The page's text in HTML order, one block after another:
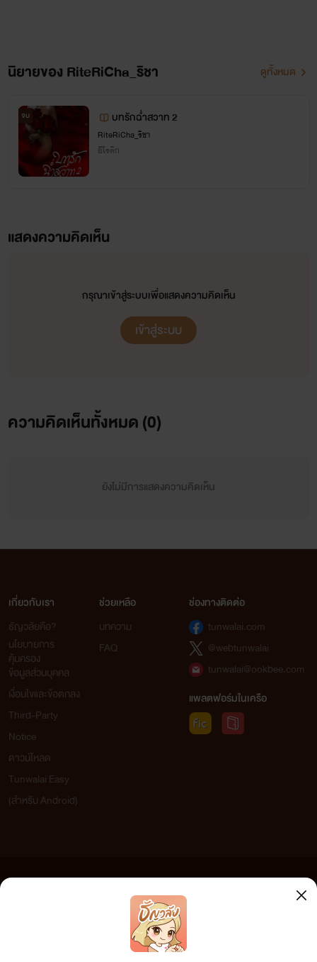
นิยายของ RiteRiCha_ริชา ดูทั้งหมด
จบ บทรักฉ่ำสวาท 2
RiteRiCha_ริชา
อีโรติก
แสดงความคิดเห็น
กรุณาเข้าสู่ระบบเพื่อแสดงความคิดเห็น
เข้าสู่ระบบ
ความคิดเห็นทั้งหมด (0)
ยังไม่มีการแสดงความคิดเห็น
เกี่ยวกับเรา
ธัญวลัยคือ?
นโยบายการ
คุ้มครอง
ข้อมูลส่วนบุคคล
เงื่อนไขและข้อตกลง
Third-Party
Notice
ดาวน์โหลด
Tunwalai Easy
(สำหรับ Android)
ช่วยเหลือ
บทความ
FAQ
ช่องทางติดต่อ
tunwalai.com
@webtunwalai
tunwalai@ookbee.com
แพลตฟอร์มในเครือ
เว็บไซต์แห่งนี้ไม่ได้เห็นด้วยและไม่ขอรับผิดชอบต่อข้อความใดๆ ทั้งสิ้น ดังนั้นผู้อ่านทุกท่านโปรดใช้
วิจารณญาณในการกลั่นกรองด้วยตนเอง และหากท่านพบข้อความใดๆ ที่ขัดต่อกฎหมายและศีลธรรม
กรุณาแจ้งมาที่ tunwalai@ookbee.com เพื่อทีมงานจะได้ดำเนินการในทันที ทั้งนี้ ทางเว็บไซต์ขอสงวน
ลิขสิทธิ์ตามพระราชบัญญัติลิขสิทธิ์ (ฉบับเพิ่มเติม) พ.ศ.2558